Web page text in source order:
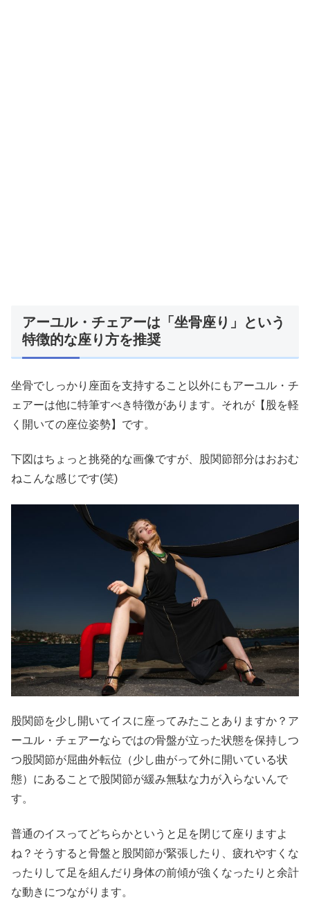
アーユル・チェアーは「坐骨座り」という
特徴的な座り方を推奨
坐骨でしっかり座面を支持すること以外にもアーユル・チ
ェアーは他に特筆すべき特徴があります。それが【股を軽
く開いての座位姿勢】です。
下図はちょっと挑発的な画像ですが、股関節部分はおおむ
ねこんな感じです(笑)
股関節を少し開いてイスに座ってみたことありますか？ア
ーユル・チェアーならではの骨盤が立った状態を保持しつ
つ股関節が屈曲外転位（少し曲がって外に開いている状
態）にあることで股関節が緩み無駄な力が入らないんで
す。
普通のイスってどちらかというと足を閉じて座りますよ
ね？そうすると骨盤と股関節が緊張したり、疲れやすくな
ったりして足を組んだり身体の前傾が強くなったりと余計
な動きにつながります。